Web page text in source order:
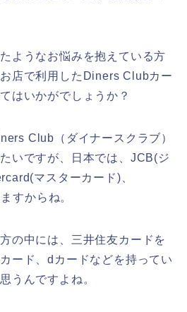
ようなお悩みを抱えている方
店で利用したDiners Clubカー
はいかがでしょうか？
Club（ダイナースクラブ）
いですが、日本では、JCB(ジ
マスターカード)、
すからね。
の中には、三井住友カードを
ード、dカードなどを持ってい
うんですよね。